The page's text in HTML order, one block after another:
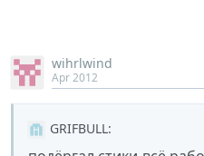
wihrlwind
Apr 2012
GRIFBULL: